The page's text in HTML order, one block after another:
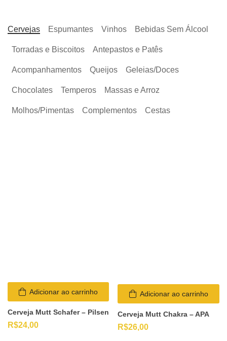
Cervejas Espumantes Vinhos Bebidas Sem Álcool
Torradas e Biscoitos Antepastos e Patês
Acompanhamentos Queijos Geleias/Doces
Chocolates Temperos Massas e Arroz
Molhos/Pimentas Complementos Cestas
Adicionar ao carrinho
Cerveja Mutt Schafer – Pilsen
R$24,00
Adicionar ao carrinho
Cerveja Mutt Chakra – APA
R$26,00